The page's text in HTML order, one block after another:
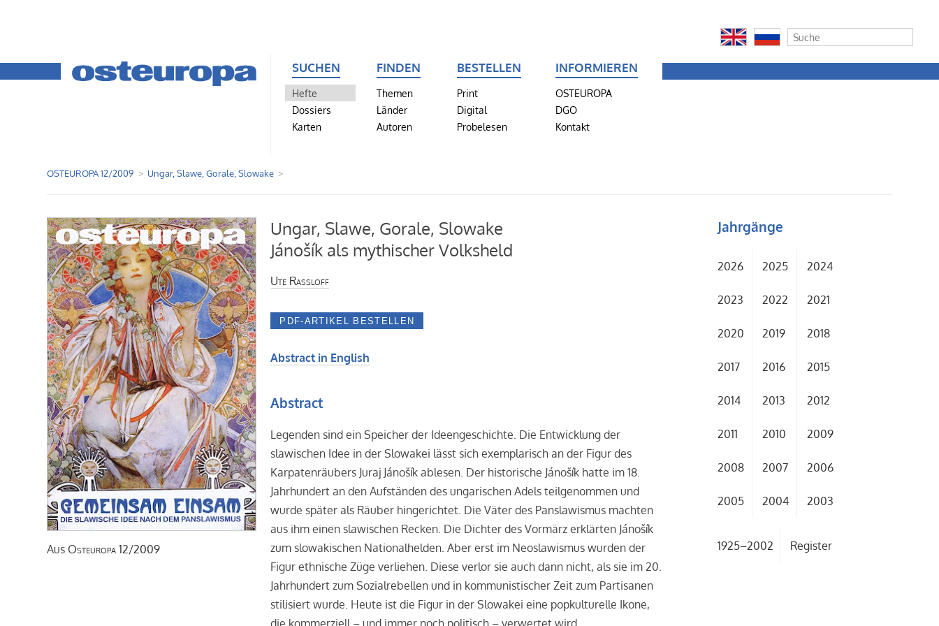
SUCHEN
Hefte
Dossiers
Karten
FINDEN
Themen
Länder
Autoren
BESTELLEN
Print
Digital
Probelesen
INFORMIEREN
OSTEUROPA
DGO
Kontakt
OSTEUROPA 12/2009 Ungar, Slawe, Gorale, Slowake
Aus Osteuropa 12/2009
Ungar, Slawe, Gorale, Slowake
Jánošík als mythischer Volksheld
Ute Raßloff
Abstract in English
Abstract
Legenden sind ein Speicher der Ideengeschichte. Die Entwicklung der
slawischen Idee in der Slowakei lässt sich exemplarisch an der Figur des
Karpatenräubers Juraj Jánošík ablesen. Der historische Jánošík hatte im 18.
Jahrhundert an den Aufständen des ungarischen Adels teilgenommen und
wurde später als Räuber hingerichtet. Die Väter des Panslawismus machten
aus ihm einen slawischen Recken. Die Dichter des Vormärz erklärten Jánošík
zum slowakischen Nationalhelden. Aber erst im Neoslawismus wurden der
Figur ethnische Züge verliehen. Diese verlor sie auch dann nicht, als sie im 20.
Jahrhundert zum Sozialrebellen und in kommunistischer Zeit zum Partisanen
stilisiert wurde. Heute ist die Figur in der Slowakei eine popkulturelle Ikone,
Jahrgänge
2026 2025 2024
2023 2022 2021
2020 2019 2018
2017 2016 2015
2014 2013 2012
2011 2010 2009
2008 2007 2006
2005 2004 2003
1925–2002 Register